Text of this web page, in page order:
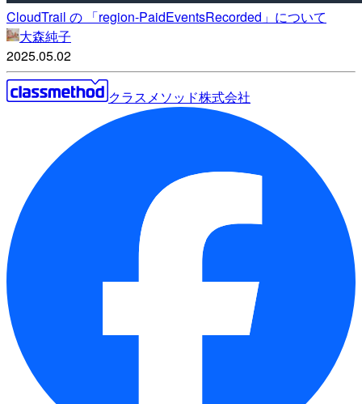
CloudTrail の 「region-PaidEventsRecorded」について
大森純子
2025.05.02
クラスメソッド株式会社